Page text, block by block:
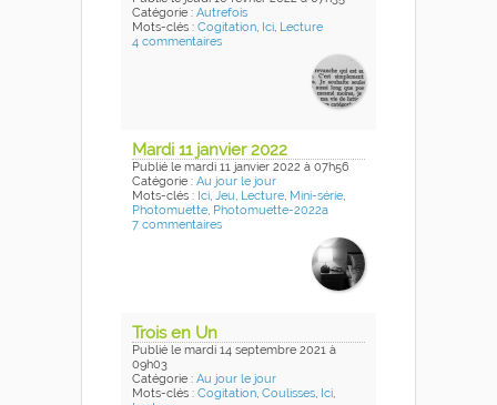
Catégorie : Autrefois
Mots-clés : Cogitation, Ici, Lecture
4 commentaires
Mardi 11 janvier 2022
Publié le mardi 11 janvier 2022 à 07h56
Catégorie : Au jour le jour
Mots-clés : Ici, Jeu, Lecture, Mini-série,
Photomuette, Photomuette-2022a
7 commentaires
Trois en Un
Publié le mardi 14 septembre 2021 à
09h03
Catégorie : Au jour le jour
Mots-clés : Cogitation, Coulisses, Ici,